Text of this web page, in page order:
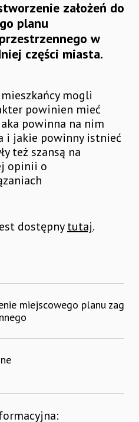
założeń do
planu
w
części miasta.
mogli
powinien mieć
powinna na nim
i jakie powinny istnieć
też szansą na
opinii o
dostępnytutaj.
miejscowego planu